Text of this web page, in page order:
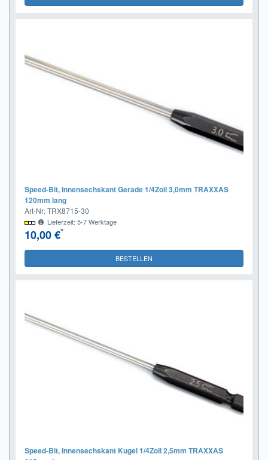
Speed-Bit, Innensechskant Gerade 1/4Zoll 3,0mm TRAXXAS
120mm lang
Art-Nr: TRX8715-30
Lieferzeit: 5-7 Werktage
10,00 €*
BESTELLEN
Speed-Bit, Innensechskant Kugel 1/4Zoll 2,5mm TRAXXAS